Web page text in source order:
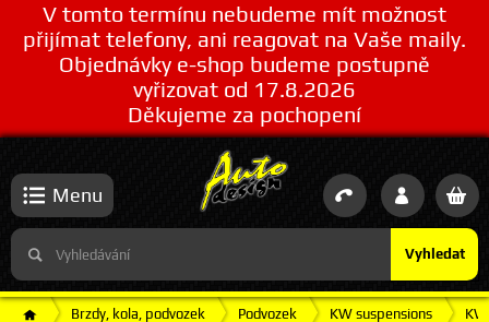
V tomto termínu nebudeme mít možnost
přijímat telefony, ani reagovat na Vaše maily.
Objednávky e-shop budeme postupně
vyřizovat od 17.8.2026
Děkujeme za pochopení
Vyhledat
Menu
Brzdy, kola, podvozek Podvozek KW suspensions